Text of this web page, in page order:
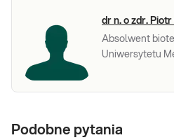
dr n. o zdr.
Absolwent
Uniwersytetu
Podobne pytania